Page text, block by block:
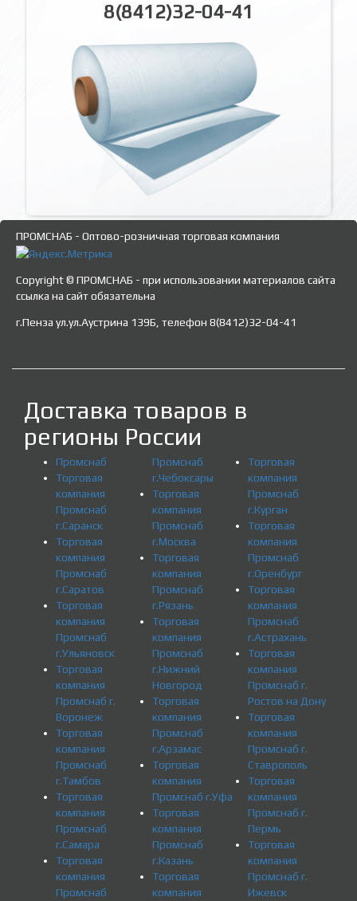
8(8412)32-04-41
ПРОМСНАБ - Оптово-розничная торговая компания
Copyright © ПРОМСНАБ - при использовании материалов сайта
ссылка на сайт обязательна
г.Пенза ул.ул.Аустрина 139Б, телефон 8(8412)32-04-41
Доставка товаров в
регионы России
Промснаб
Торговая
компания
Промснаб
г.Саранск
Торговая
компания
Промснаб
г.Саратов
Торговая
компания
Промснаб
г.Ульяновск
Торговая
компания
Промснаб г.
Воронеж
Торговая
компания
Промснаб
г.Тамбов
Торговая
компания
Промснаб
г.Самара
Торговая
компания
Промснаб
Промснаб
г.Чебоксары
Торговая
компания
Промснаб
г.Москва
Торговая
компания
Промснаб
г.Рязань
Торговая
компания
Промснаб
г.Нижний
Новгород
Торговая
компания
Промснаб
г.Арзамас
Торговая
компания
Промснаб г.Уфа
Торговая
компания
Промснаб
г.Казань
Торговая
компания
Торговая
компания
Промснаб
г.Курган
Торговая
компания
Промснаб
г.Оренбург
Торговая
компания
Промснаб
г.Астрахань
Торговая
компания
Промснаб г.
Ростов на Дону
Торговая
компания
Промснаб г.
Ставрополь
Торговая
компания
Промснаб г.
Пермь
Торговая
компания
Промснаб г.
Ижевск